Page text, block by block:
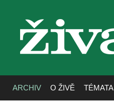
živa
ARCHIV O ŽIVĚ TÉMATA